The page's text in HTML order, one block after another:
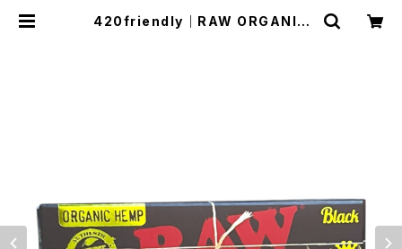
420friendly｜RAW ORGANIC